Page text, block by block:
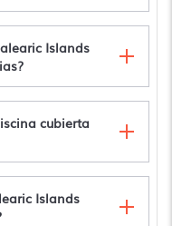
Islands
cubierta
Islands